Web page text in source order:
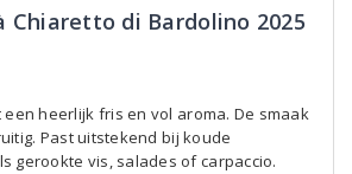
Chiaretto di Bardolino 2025
heerlijk fris en vol aroma. De smaak
Past uitstekend bij koude
gerookte vis, salades of carpaccio.